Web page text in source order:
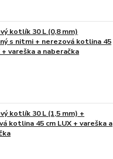
kotlík 30 L (0,8 mm)
s nitmi + nerezová kotlina 45
+ vareška a naberačka
kotlík 30 L (1,5 mm) +
kotlina 45 cm LUX + vareška a